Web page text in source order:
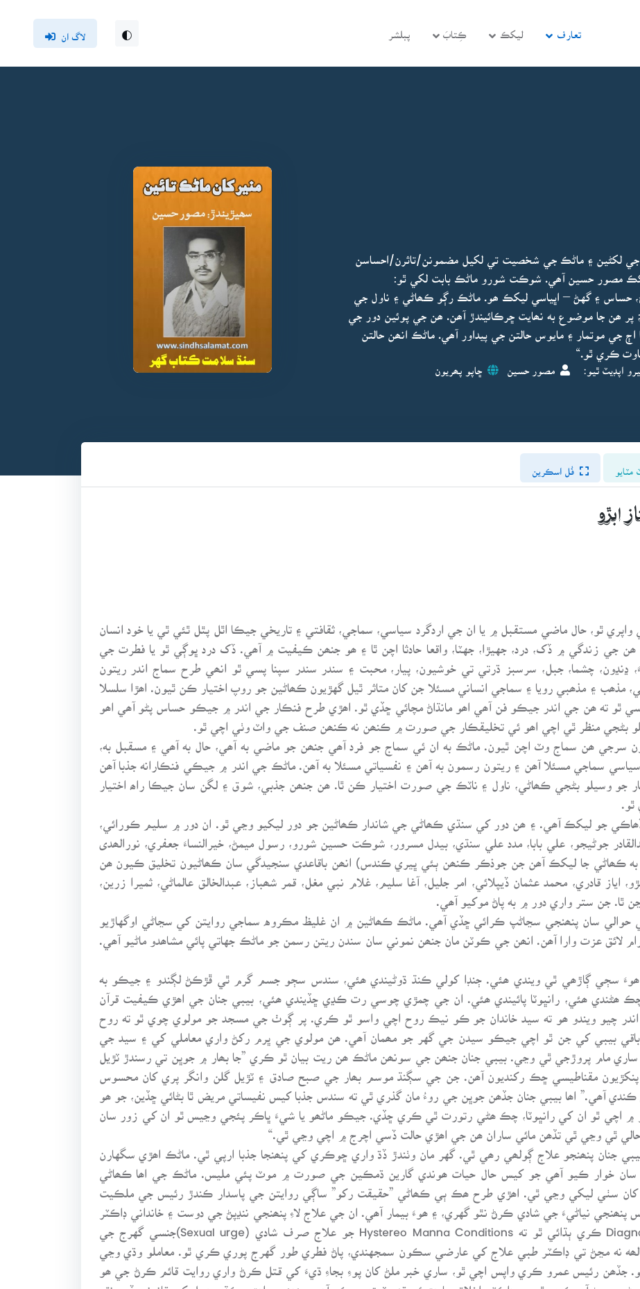
تعارف ليکڪ ڪِتابَ پبلشر لاگ ان
جي لکڻين ۽ ماڻڪ جي شخصيت تي لکيل مضمونن/تاثرن/احساسن
مصور حسين آھي. شوڪت شورو ماڻڪ بابت لکي ٿو:
حساس ۽ گهڻ – اڀياسي ليکڪ ھو. ماڻڪ رڳو ڪھاڻي ۽ ناول جي
پر ھن جا موضوع به نھايت ڇرڪائيندڙ آھن. ھن جي پوئين دور جي
جي موتمار ۽ مايوس حالتن جي پيداور آھي. ماڻڪ انھن حالتن
ڪري ٿو.“
اپڊيٽ ٿيو: ڇاپو پھريون
مٽايو فُل اسڪرين
ابڙو
ٿو، حال ماضي مستقبل ۾ يا ان جي اردگرد سياسي، سماجي، ثقافتي ۽ تاريخي جيڪا اٿل پٿل ٿئي ٿي يا خود انسان
ھن جي زندگي ۾ ڏک، درد، جهيڙا، جهٽا، واقعا حادثا اچن ٿا ۽ ھو جنھن ڪيفيت ۾ آھي. ڏک درد ڀوڳي ٿو يا فطرت جي
ڍنڍون، چشما، جبل، سرسبز ڌرتي تي خوشيون، پيار، محبت ۽ سندر سندر سپنا پسي ٿو انھي طرح سماج اندر ريتون
مذھب ۽ مذھبي رويا ۽ سماجي انساني مسئلا جن کان متاثر ٿيل گهڙيون ڪھاڻين جو روپ اختيار ڪن ٿيون. اھڙا سلسلا
ٿو ته ھن جي اندر جيڪو فن آھي اھو مانڌاڻ مچائي ڇڏي ٿو. اھڙي طرح فنڪار جي اندر ۾ جيڪو حساس پڻو آھي اھو
بڻجي منظر ٿي اچي اھو ئي تخليقڪار جي صورت ۾ ڪنھن نه ڪنھن صنف جي واٽ وٺي اچي ٿو.
سرجي ھن سماج وٽ اچن ٿيون. ماڻڪ به ان ئي سماج جو فرد آھي جنھن جو ماضي به آھي، حال به آھي ۽ مسقبل به،
سماجي مسئلا آھن ۽ ريتون رسمون به آھن ۽ نفسياتي مسئلا به آھن. ماڻڪ جي اندر ۾ جيڪي فنڪارانه جذبا آھن
جو وسيلو بڻجي ڪھاڻي، ناول ۽ ناٽڪ جي صورت اختيار ڪن ٿا. ھن جنھن جذبي، شوق ۽ لگن سان جيڪا راھ اختيار
ٿو.
جو ليکڪ آھي. ۽ ھن دور کي سنڌي ڪھاڻي جي شاندار ڪھاڻين جو دور ليکيو وڃي ٿو. ان دور ۾ سليم ڪورائي،
جوڻيجو، علي بابا، مدد علي سنڌي، بيدل مسرور، شوڪت حسين شورو، رسول ميمڻ، خيرالنساءَ جعفري، نورالھدى
به ڪھاڻي جا ليکڪ آھن جن جوذڪر ڪنھن ٻئي ڀيري ڪندس) انھن باقاعدي سنجيدگي سان ڪھاڻيون تخليق ڪيون ھن
اياز قادري، محمد عثمان ڏيپلائي، امر جليل، آغا سليم، غلام نبي مغل، قمر شھباز، عبدالخالق عالماڻي، ثميرا زرين،
ٿا. جن ستر واري دور ۾ به پاڻ موکيو آھي.
حوالي سان پنھنجي سڃاڻپ ڪرائي ڇڏي آھي. ماڻڪ ڪھاڻين ۾ ان غليظ مڪروه سماجي روايتن کي سڃاڻي اوگهاڙيو
لائق عزت وارا آھن. انھن جي ڪوٽن مان جنھن نموني سان سندن ريتن رسمن جو ماڻڪ جهاتي پائي مشاھدو ماڻيو آھي.
سڄي ڳاڙھي ٿي ويندي ھئي. ڄنڊا کولي ڪنڌ ڌوڻيندي ھئي، سندس سڄو جسم گرم ٿي ڦڙڪڻ لڳندو ۽ جيڪو به
ھڻندي ھئي، رانڀوٽا پائيندي ھئي. ان جي چمڙي چوسي رت ڪڍي ڇڏيندي ھئي، بيبي جنان جي اھڙي ڪيفيت قرآن
چيو ويندو ھو ته سيد خاندان جو ڪو نيڪ روح اچي واسو ٿو ڪري. پر ڳوٺ جي مسجد جو مولوي چوي ٿو ته روح
باقي بيبي کي جن ٿو اچي جيڪو سيدن جي گهر جو مھمان آھي. ھن مولوي جي ڀرم رکڻ واري معاملي کي ۽ سيد جي
مام پروڙجي ٿي وڃي. بيبي جنان جنھن جي سونھن ماڻڪ ھن ريت بيان ٿو ڪري ”جا بھار ۾ جوڀن تي رسندڙ ٽڙيل
مقناطيسي ڇڪ رکنديون آھن. جن جي سڳنڌ موسم بھار جي صبح صادق ۽ ٽڙيل گلن وانگر پري کان محسوس
آھي.” اھا بيبي جنان جڏھن جوڀن جي روءُ مان گذري ٿي ته سندس جذبا کيس نفيساتي مريض ٿا بڻائي ڇڏين، جو ھو
۾ اچي ٿو ان کي رانڀوٽا، چڪ ھڻي رتورت ٿي ڪري ڇڏي. جيڪو ماڻھو يا شيءَ ڀاڪر پئجي وڃيس ٿو ان کي زور سان
ٿي وڃي ٿي تڏھن مائي ساران ھن جي اھڙي حالت ڏسي اچرج ۾ اچي وڃي ٿي.“
جنان پنھنجو علاج ڳولھي رھي ٿي. گهر مان وٺندڙ ڏڌ واري ڇوڪري کي پنھنجا جذبا ارپي ٿي. ماڻڪ اھڙي سگهارن
سان خوار ڪيو آھي جو کيس حال حيات ھوندي گارين ڌمڪين جي صورت ۾ موٽ پئي مليس. ماڻڪ جي اھا ڪھاڻي
کان سٺي ليکي وڃي ٿي. اھڙي طرح ھڪ ٻي ڪھاڻي ”حقيقت رکو” ساڳي روايتن جي پاسدار ڪندڙ رئيس جي ملڪيت
نياڻيءَ جي شادي ڪرڻ نٿو گهري، ۽ ھوءَ بيمار آھي. ان جي علاج لاءِ پنھنجي ننڍپڻ جي دوست ۽ خانداني ڊاڪٽر
سان رابطي ۾ اچي ٿو. اھو تشخيص Diagnosis ڪري ٻڌائي ٿو ته Hystereo Manna Conditions جو علاج صرف شادي (Sexual urge)جنسي گهرج جي
نه مڃڻ تي ڊاڪٽر طبي علاج کي عارضي سڪون سمجهندي، پاڻ فطري طور گهرج پوري ڪري ٿو. معاملو وڌي وڃي
جڏھن رئيس عمرو ڪري واپس اچي ٿو، ساري خبر ملڻ کان پوءِ بجاءِ ڌيءَ کي قتل ڪرڻ واري روايت قائم ڪرڻ جي ھو
جي پڻ آڇ ڪري ٿو. پر ڊاڪٽر اخلاق جا ھڙ ئي قدر ٽوڙي چڪو آھي. پنھنجي اھڙي ڪڌي عمل کي قانوني ڏوھ نٿو